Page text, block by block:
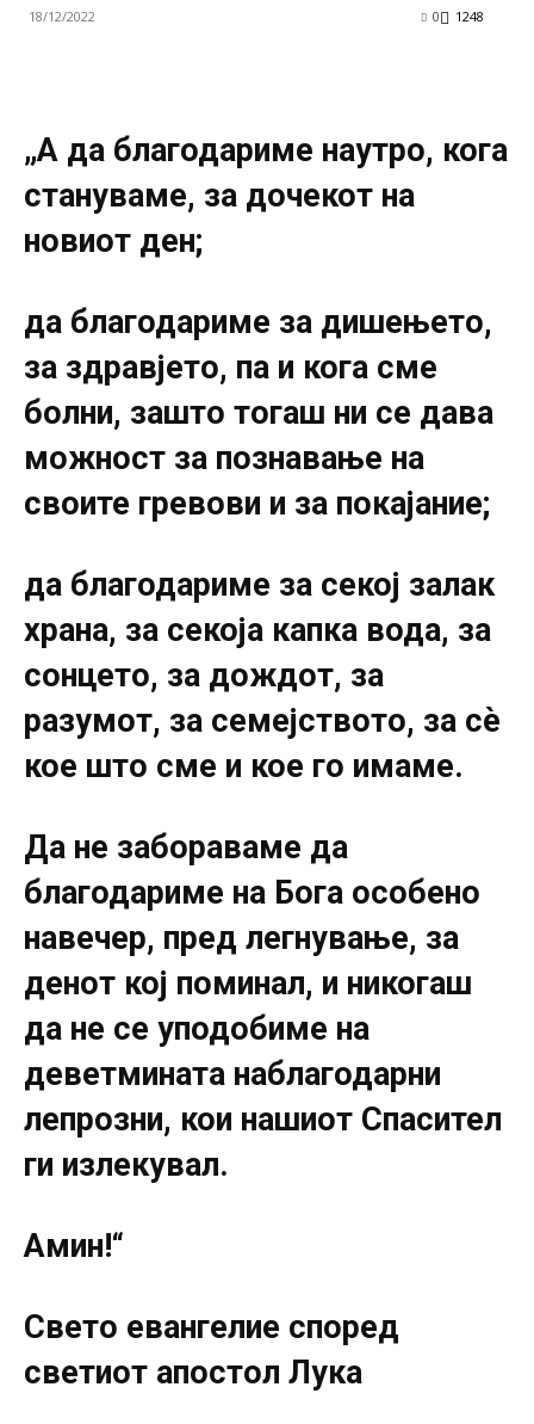
18/12/2022 1248
0
„А да благодариме наутро, кога
стануваме, за дочекот на
новиот ден;
да благодариме за дишењето,
за здравјето, па и кога сме
болни, зашто тогаш ни се дава
можност за познавање на
своите гревови и за покајание;
да благодариме за секој залак
храна, за секоја капка вода, за
сонцето, за дождот, за
разумот, за семејството, за сè
кое што сме и кое го имаме.
Да не забораваме да
благодариме на Бога особено
навечер, пред легнување, за
денот кој поминал, и никогаш
да не се уподобиме на
деветмината наблагодарни
лепрозни, кои нашиот Спасител
ги излекувал.
Амин!“
Свето евангелие според
светиот апостол Лука